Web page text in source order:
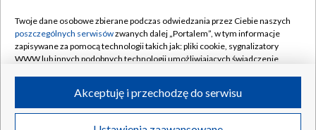
Rada Programowa
System NOS
Informacje o nadawcy
Program dla prasy
Kontakt
Kanały
©2026 Telewizja Polska S.A. w likwidacji
Twoje dane osobowe zbierane podczas odwiedzania przez Ciebie naszych
poszczególnych serwisówzwanych dalej „Portalem”, w tym informacje
zapisywane za pomocą technologii takich jak: pliki cookie, sygnalizatory
WWW lub innych podobnych technologii umożliwiających świadczenie
ruchu w Internecie.
Twoje dane osobowe zbierane podczas odwiedzania przez Ciebie
Akceptuję i przechodzę do serwisu